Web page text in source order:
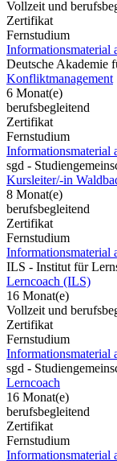
Vollzeit und
Zertifikat
Fernstudium
Informationsmaterial
Deutsche Akademie
Konfliktmanagement
6 Monat(e)
berufsbegleitend
Zertifikat
Fernstudium
Informationsmaterial
sgd -
Kursleiter/-in
8 Monat(e)
berufsbegleitend
Zertifikat
Fernstudium
Informationsmaterial
ILS - Institut für
Lerncoach (ILS)
16 Monat(e)
Vollzeit und
Zertifikat
Fernstudium
Informationsmaterial
sgd -
Lerncoach
16 Monat(e)
berufsbegleitend
Zertifikat
Fernstudium
Informationsmaterial